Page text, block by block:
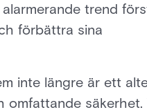
trend
förbättra sina
inte längre är ett
omfattande säkerhet.